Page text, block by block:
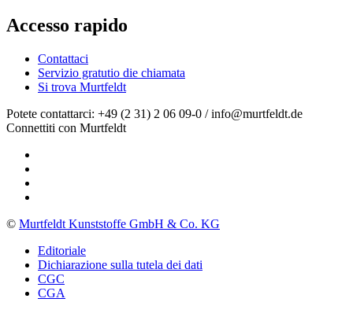
Accesso rapido
Contattaci
Servizio gratutio die chiamata
Si trova Murtfeldt
Potete contattarci: +49 (2 31) 2 06 09-0 / info@murtfeldt.de
Connettiti con Murtfeldt
© Murtfeldt Kunststoffe GmbH & Co. KG
Editoriale
Dichiarazione sulla tutela dei dati
CGC
CGA